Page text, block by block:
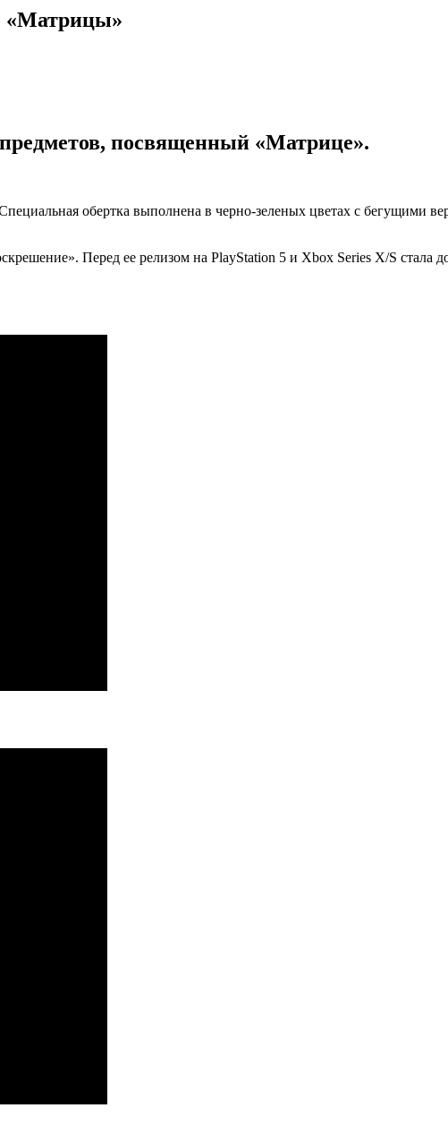
«Матрицы»
посвященный «Матрице».
обертка выполнена в черно-зеленых цветах с бегущими
Перед ее релизом на PlayStation 5 и Xbox Series X/S стала